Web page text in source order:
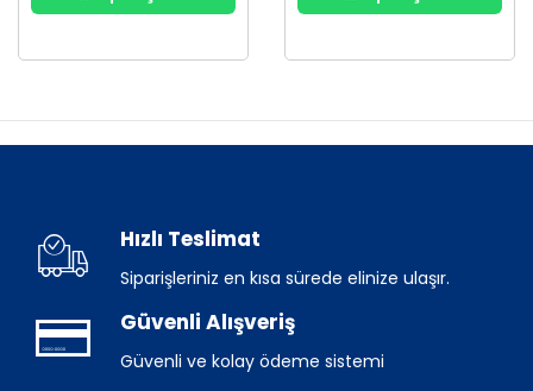
Hızlı Teslimat
Siparişleriniz en kısa sürede elinize ulaşır.
Güvenli Alışveriş
Güvenli ve kolay ödeme sistemi